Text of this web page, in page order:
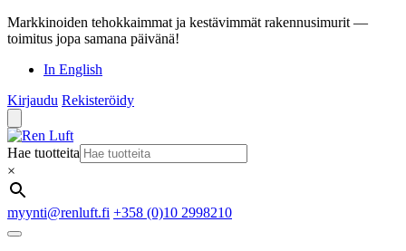
Markkinoiden tehokkaimmat ja kestävimmät rakennusimurit —
toimitus jopa samana päivänä!
In English
Kirjaudu Rekisteröidy
Hae tuotteita
×
myynti@renluft.fi +358 (0)10 2998210